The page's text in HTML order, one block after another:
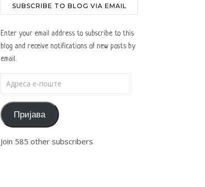
SUBSCRIBE TO BLOG VIA EMAIL
Enter your email address to subscribe to this
blog and receive notifications of new posts by
email.
Пријава
Join 585 other subscribers